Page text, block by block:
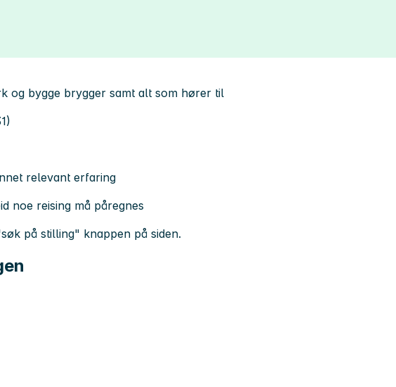
og bygge brygger samt alt som hører til
relevant erfaring
noe reising må påregnes
på stilling" knappen på siden.